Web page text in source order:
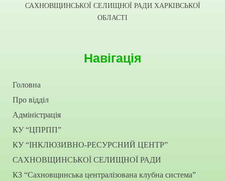
САХНОВЩИНСЬКОЇ СЕЛИЩНОЇ РАДИ ХАРКІВСЬКОЇ
ОБЛАСТІ
Навігація
Головна
Про відділ
Адміністрація
КУ “ЦПРПП”
КУ “ІНКЛЮЗИВНО-РЕСУРСНИЙ ЦЕНТР”
САХНОВЩИНСЬКОЇ СЕЛИЩНОЇ РАДИ
КЗ “Сахновщинська централізована клубна система”